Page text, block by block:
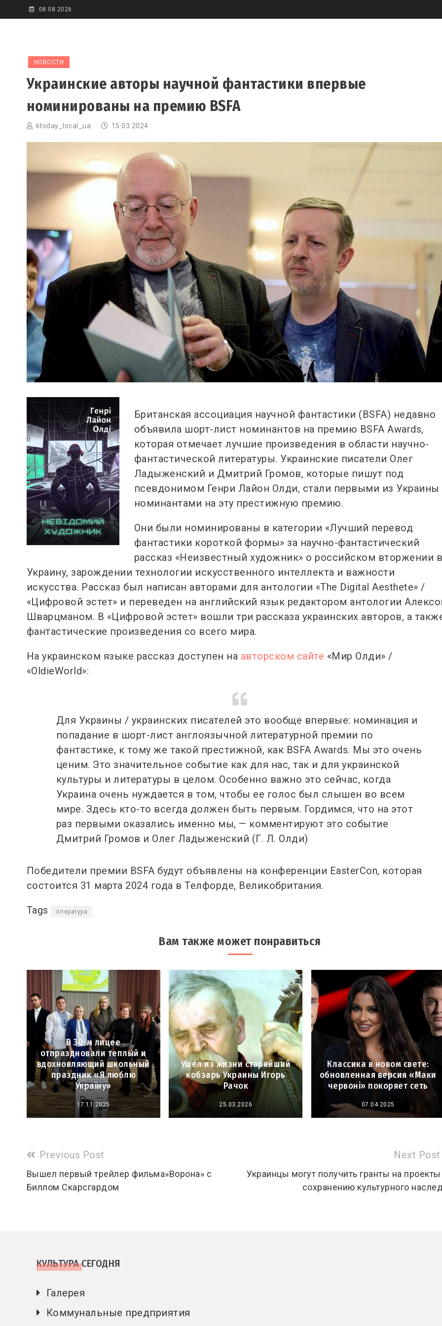
to
08.08.2026
НОВОСТИ
Украинские авторы научной фантастики впервые
номинированы на премию BSFA
ktoday_local_ua 15.03.2024
Британская ассоциация научной фантастики (BSFA) недавно
объявила шорт-лист номинантов на премию BSFA Awards,
которая отмечает лучшие произведения в области научно-
фантастической литературы. Украинские писатели Олег
Ладыженский и Дмитрий Громов, которые пишут под
псевдонимом Генри Лайон Олди, стали первыми из Украины
номинантами на эту престижную премию.
Они были номинированы в категории «Лучший перевод
фантастики короткой формы» за научно-фантастический
рассказ «Неизвестный художник» о российском вторжении в
Украину, зарождении технологии искусственного интеллекта и важности
искусства. Рассказ был написан авторами для антологии «The Digital Aesthete» /
«Цифровой эстет» и переведен на английский язык редактором антологии
Шварцманом. В «Цифровой эстет» вошли три рассказа украинских авторов, а
фантастические произведения со всего мира.
На украинском языке рассказ доступен на авторском сайте «Мир Олди» /
«OldieWorld»:
Для Украины / украинских писателей это вообще впервые: номинация и
попадание в шорт-лист англоязычной литературной премии по
фантастике, к тому же такой престижной, как BSFA Awards. Мы это очень
ценим. Это значительное событие как для нас, так и для украинской
культуры и литературы в целом. Особенно важно это сейчас, когда
Украина очень нуждается в том, чтобы ее голос был слышен во всем
мире. Здесь кто-то всегда должен быть первым. Гордимся, что на этот
раз первыми оказались именно мы, — комментируют это событие
Дмитрий Громов и Олег Ладыженский (Г. Л. Олди)
Победители премии BSFA будут объявлены на конференции EasterCon, которая
состоится 31 марта 2024 года в Телфорде, Великобритания.
Tags література
Вам также может понравиться
В 30-м лицее
отпраздновали теплый и
вдохновляющий школьный
праздник «Я люблю
Україну»
17.11.2025
Ушел из жизни старейший
кобзарь Украины Игорь
Рачок
25.03.2026
Классика в новом свете:
обновленная версия «Маки
червоні» покоряет сеть
07.04.2025
Read
more
articles
Previous Post
Вышел первый трейлер фильма»Ворона» с
Биллом Скарсгардом
Next Post
Украинцы могут получить гранты на
сохранению культурного
КУЛЬТУРА СЕГОДНЯ
Галерея
Коммунальные предприятия